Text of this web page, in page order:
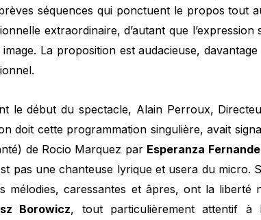
séquences qui ponctuent le propos tout
extraordinaire, d’autant que
La proposition est audacieuse,
le début du spectacle, Alain Perroux,
doit cette programmation singulière, avait
de Rocio Marquez par Esperanza
pas une chanteuse lyrique et usera du micro.
mélodies, caressantes et âpres, ont la liberté
Borowicz, tout particulièrement attentif à